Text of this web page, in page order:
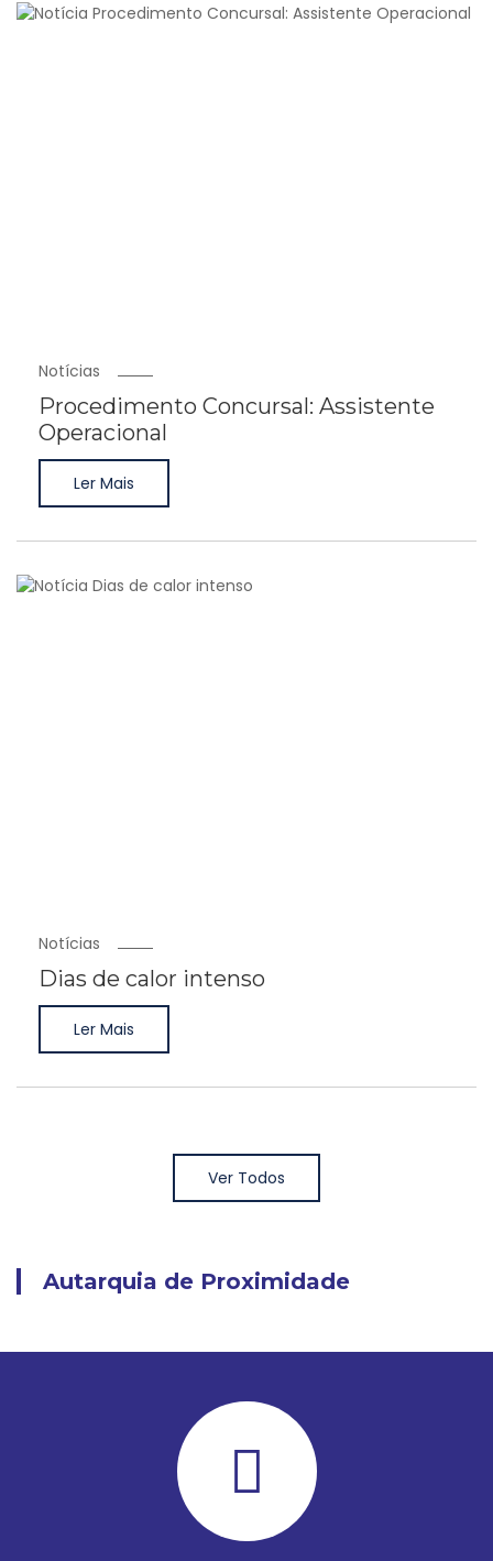
Notícias
Procedimento Concursal: Assistente
Operacional
Ler Mais
Notícias
Dias de calor intenso
Ler Mais
Ver Todos
Autarquia de Proximidade